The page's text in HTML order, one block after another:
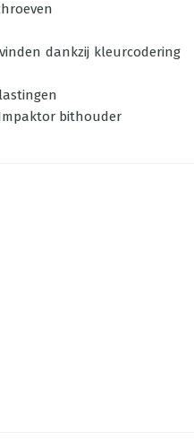
dankzij kleurcodering
bithouder